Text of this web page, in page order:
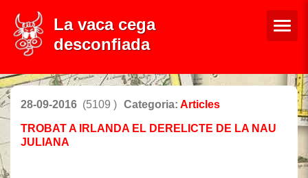
La vaca cega
desconfiada
28-09-2016 (5109 ) Categoria: Articles
TROBAT A IRLANDA EL DERELICTE DE LA NAU
JULIANA